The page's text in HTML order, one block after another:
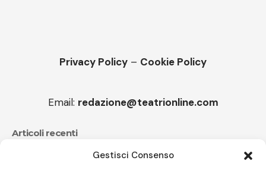
Gestisci Consenso
Privacy Policy – Cookie Policy
Email: redazione@teatrionline.com
Articoli recenti
Festival Teatrale Borgio Verezzi, La cameriera brillante